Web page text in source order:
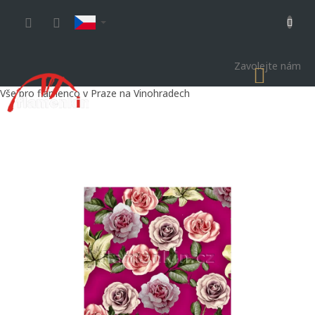
Zavolejte nám
Vše pro flamenco v Praze na Vinohradech
KOŠÍK